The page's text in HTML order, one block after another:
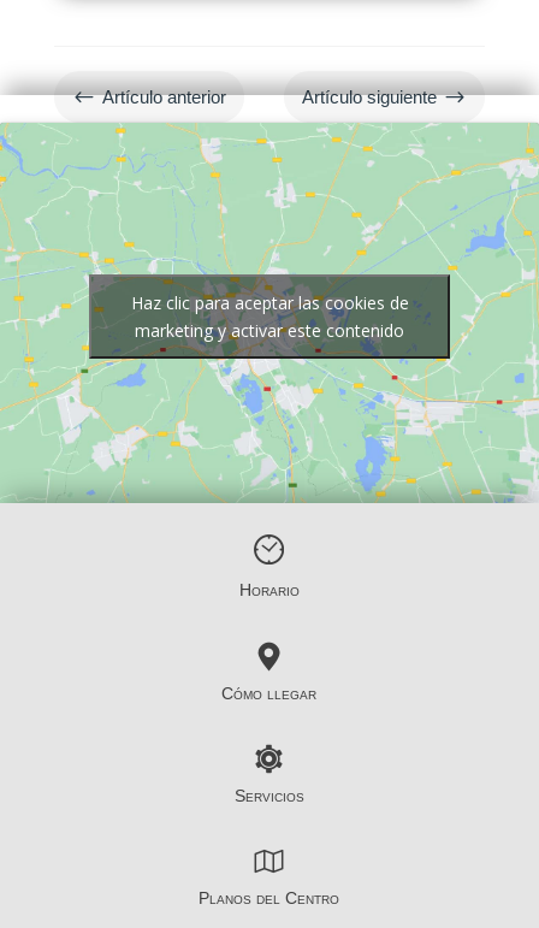
# Artículo anterior Artículo siguiente $
Haz clic para aceptar las cookies de
marketing y activar este contenido
Horario
Cómo llegar
Servicios
Planos del Centro